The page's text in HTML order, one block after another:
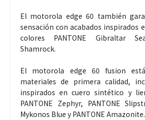
El motorola edge 60 también
sensación con acabados inspirados
colores PANTONE Gibraltar
Shamrock.
El motorola edge 60 fusion
materiales de primera calidad,
inspirados en cuero sintético y
PANTONE Zephyr, PANTONE
Mykonos Blue y PANTONE Amazonite.